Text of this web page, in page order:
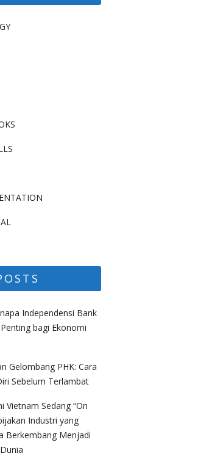
Independensi Bank
bagi Ekonomi
Gelombang PHK: Cara
Sebelum Terlambat
Vietnam Sedang “On
Industri yang
Berkembang Menjadi